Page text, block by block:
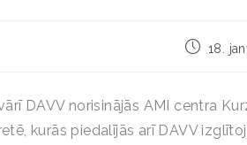
18.
DAVV norisinājās AMI centra
kurās piedalījās arī DAVV